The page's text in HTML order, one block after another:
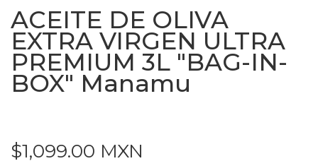
ACEITE DE OLIVA
EXTRA VIRGEN ULTRA
PREMIUM 3L ″BAG-IN-
BOX″ Manamu
$1,099.00 MXN